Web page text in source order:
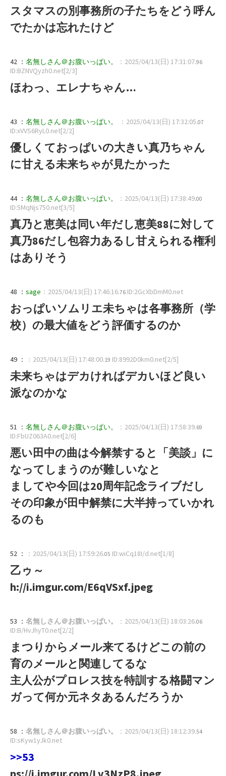
スタマスの別事務所の子たちをどう呼ん
でたかは忘れたけど
42 ： 名無しさん＠お腹いっぱい。 ：2025/04/13(日) 17:31:07.96
ID:BZNVQyzh0.net[2/3]
ほわっ、エレナちゃん…
43 ： 名無しさん＠お腹いっぱい。 ：2025/04/13(日) 17:32:05.07
ID:xVVS6RyL0.net[2/2]
優しくておっぱいの大きい真乃ちゃん
に甘える未来ちゃが見たかった
44 ： 名無しさん＠お腹いっぱい。 ：2025/04/13(日) 17:38:49.00
ID:5MqNjs750.net[3/5]
真乃と恵美は同い年だし恵美88に対して
真乃86だし包容力あるし甘えられる権利
はありそう
48 ： sage ：2025/04/13(日) 17:46:16.76 ID:2GcXbDmM0.net
おっぱいソムリエ未ちゃは各事務所（学
校）の最大値をどう評価するのか
49 ： ：2025/04/13(日) 17:48:00.19 ID:8992D0km0.net[2/5]
未来ちゃはデカければデカいほど良い
派なのかな
51 ： 名無しさん＠お腹いっぱい。 ：2025/04/13(日) 17:58:39.69
ID:FbUZ063A0.net[2/6]
悪い田中の曲は今解禁すると「美談」に
なってしまうのが難しいなと
ましてや今回は20周年記念ライブだし
その印象が田中解禁に大半持っていかれ
るのも
52 ： ：2025/04/13(日) 17:59:26.05 ID:wiCq18I/d.net[1/8]
乙ゥ～
h://i.imgur.com/E6qVSxf.jpeg
53 ： 名無しさん＠お腹いっぱい。 ：2025/04/13(日) 18:03:26.06
ID:B/HvJhyT0.net[2/2]
まつりからメール来てるけどこの前の
育のメールと関連してるな
主人公がプロレス技を特訓する格闘マン
ガって何か元ネタあるんだろうか
58 ： 名無しさん＠お腹いっぱい。 ：2025/04/13(日) 18:12:39.54
ID:sKyw1yJk0.net
>>53